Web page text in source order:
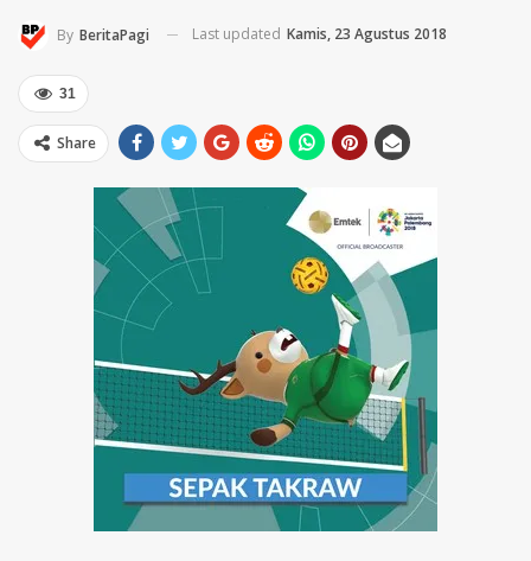
By BeritaPagi Last updated Kamis, 23 Agustus 2018
31
Share